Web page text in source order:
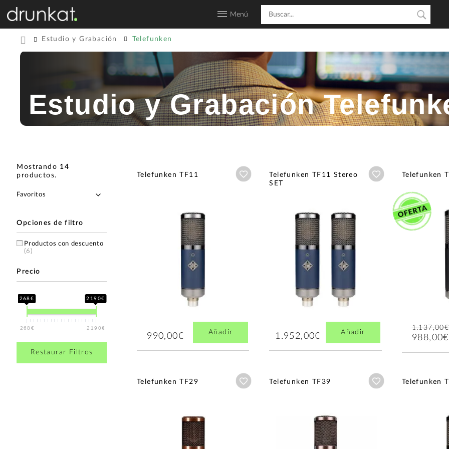
Menú
Estudio y Grabación Telefunken
Estudio y Grabación
Mostrando 14
productos.
Opciones de filtro
Productos con descuento
(6)
Precio
268€ 2190€
268€ 2190€
Restaurar Filtros
Telefunken TF11 Añadir a wishlist
990,00€ Añadir
Telefunken TF11 Stereo
SET
Añadir a wishlist
1.952,00€ Añadir
Telefunken
1.137,00€
988,00€
Telefunken TF29 Añadir a wishlist
Telefunken TF39 Añadir a wishlist
Telefunken